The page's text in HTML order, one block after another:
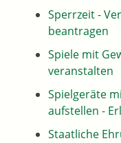
Sperrzeit -
beantragen
Spiele mit
veranstalten
Spielgeräte
aufstellen -
Staatliche